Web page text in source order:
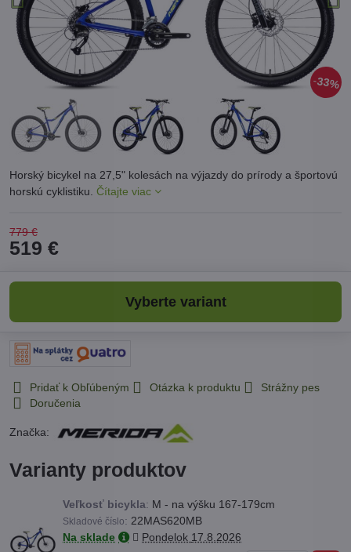
33%
Horský bicykel na 27,5" kolesách na výjazdy do prírody a športovú
horskú cyklistiku. Čítajte viac
779 €
519 €
Vyberte variant
Pridať k Obľúbeným Otázka k produktu
Strážny pes
Doručenia
Značka:
Varianty produktov
Veľkosť bicykla: M - na výšku 167-179cm
Skladové číslo: 22MAS620MB
Na sklade
Pondelok 17.8.2026